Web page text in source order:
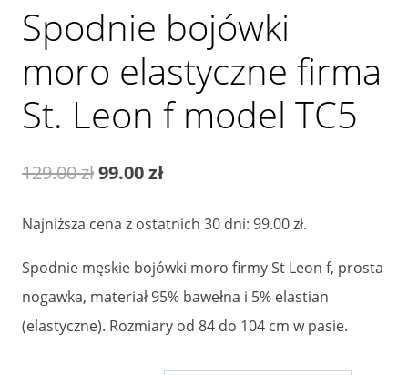
Spodnie bojówki
moro elastyczne firma
St. Leon f model TC5
129.00złPierwotna
129.00 zł.
99.00złAktualna
99.00 zł.
Najniższa cena z ostatnich 30 dni: 99.00zł.
Spodnie męskie bojówki moro firmy St Leon f, prosta
nogawka, materiał 95% bawełna i 5% elastian
(elastyczne). Rozmiary od 84 do 104 cm w pasie.